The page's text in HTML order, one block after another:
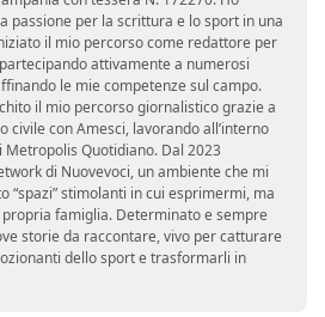
passione per la scrittura e lo sport in una
il mio percorso come redattore per
attivamente a numerosi
le mie competenze sul campo.
il mio percorso giornalistico grazie a
civile con Amesci, lavorando all’interno
Metropolis Quotidiano. Dal 2023
di Nuovevoci, un ambiente che mi
“spazi” stimolanti in cui esprimermi, ma
famiglia. Determinato e sempre
storie da raccontare, vivo per catturare
dello sport e trasformarli in